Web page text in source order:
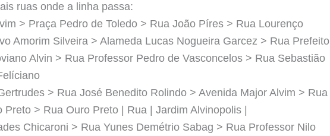
ruas onde a linha passa:
> Praça Pedro de Toledo > Rua João Píres > Rua Lourenço
Amorim Silveira > Alameda Lucas Nogueira Garcez > Rua Prefeito
Alvin > Rua Professor Pedro de Vasconcelos > Rua Sebastião
> Rua José Benedito Rolindo > Avenida Major Alvim > Rua
> Rua Ouro Preto | Rua | Jardim Alvinopolis |
Chicaroni > Rua Yunes Demétrio Sabag > Rua Professor Nilo